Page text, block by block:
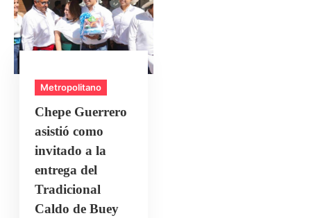
Metropolitano
Chepe Guerrero
asistió como
invitado a la
entrega del
Tradicional
Caldo de Buey